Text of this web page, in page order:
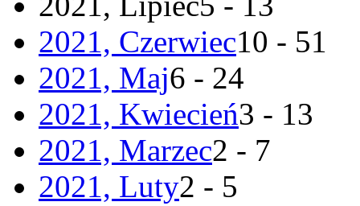
2021, Czerwiec10 - 51
2021, Maj6 - 24
2021, Kwiecień3 - 13
2021, Marzec2 - 7
2021, Luty2 - 5